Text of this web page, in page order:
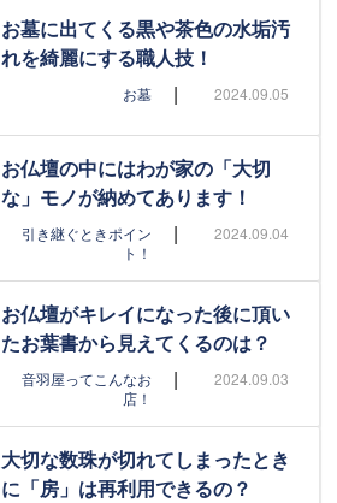
お墓に出てくる黒や茶色の水垢汚
れを綺麗にする職人技！
お墓 | 2024.09.05
お仏壇の中にはわが家の「大切
な」モノが納めてあります！
引き継ぐときポイン
ト！
| 2024.09.04
お仏壇がキレイになった後に頂い
たお葉書から見えてくるのは？
音羽屋ってこんなお
店！
| 2024.09.03
大切な数珠が切れてしまったとき
に「房」は再利用できるの？